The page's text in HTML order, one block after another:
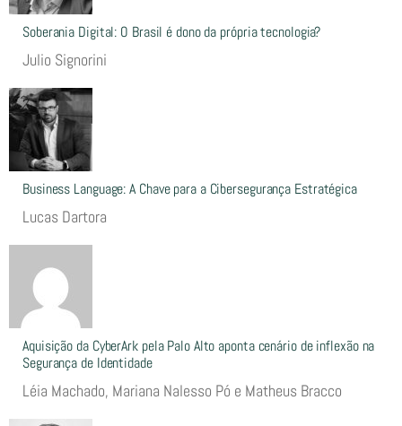
Soberania Digital: O Brasil é dono da própria tecnologia?
Julio Signorini
Business Language: A Chave para a Cibersegurança Estratégica
Lucas Dartora
Aquisição da CyberArk pela Palo Alto aponta cenário de inflexão na
Segurança de Identidade
Léia Machado, Mariana Nalesso Pó e Matheus Bracco